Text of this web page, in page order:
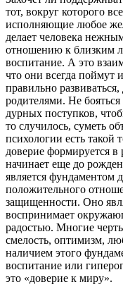
тот, вокруг которого
исполняющие любое
делает человека
отношению к близким
воспитание. А это
что они всегда поймут
правильно
родителями. Не бояться
дурных поступков,
то случилось, суметь
психологии есть такой
доверие формируется в
начинает еще до
является фундаментом
положительного
защищенности. Оно
воспринимает
радостью. Многие
смелость, оптимизм,
наличием этого
воспитание или
это «доверие к миру».